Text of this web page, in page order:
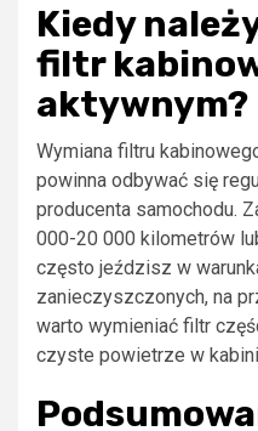
Kiedy
filtr
aktywnym?
Wymiana filtru
powinna odbywać się
producenta samochodu.
000-20 000 kilometrów
często jeździsz w
zanieczyszczonych, na
warto wymieniać filtr
czyste powietrze w